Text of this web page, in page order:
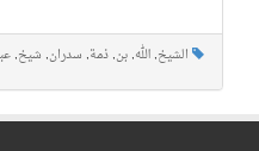
الشيخ, الله, بن, ذمة, سدران, شيخ,